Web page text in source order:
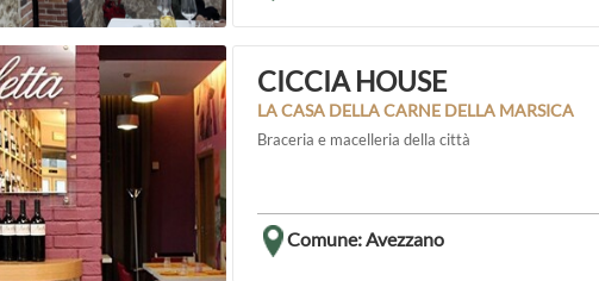
CICCIA HOUSE
LA CASA DELLA CARNE DELLA MARSICA
Braceria e macelleria della città
Comune: Avezzano